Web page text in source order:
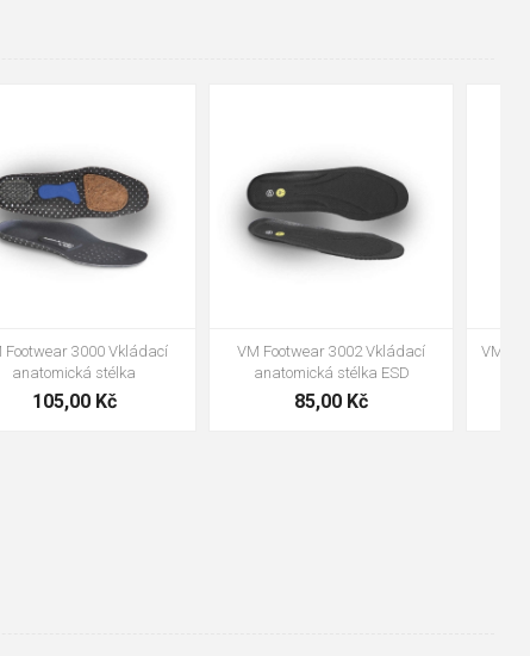
VM Footwear 3600 Impregnace
water stop
239,00 Kč
Bennon ABSORBA XTR ESD vložka
99,00 Kč